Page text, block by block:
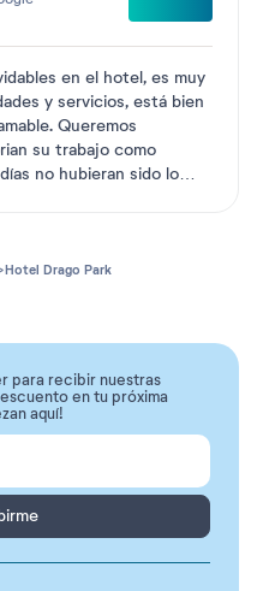
en el hotel, es muy
y servicios, está bien
Queremos
su trabajo como
no hubieran sido lo
Hotel Drago Park
para recibir nuestras
en tu próxima
aquí!